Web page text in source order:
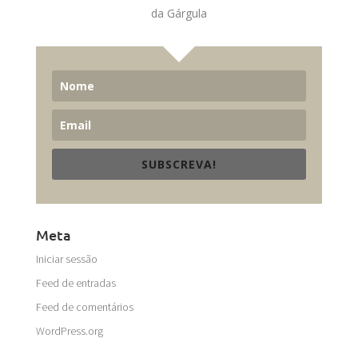
da Gárgula
SUBSCREVA!
Meta
Iniciar sessão
Feed de entradas
Feed de comentários
WordPress.org